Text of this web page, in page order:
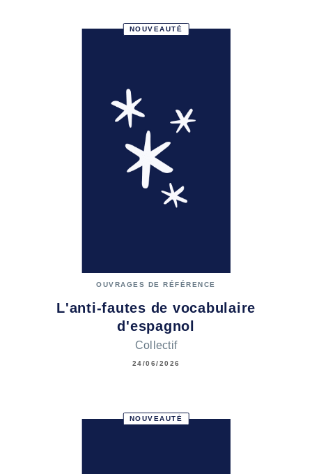
NOUVEAUTÉ
OUVRAGES DE RÉFÉRENCE
L'anti-fautes de vocabulaire
d'espagnol
Collectif
24/06/2026
NOUVEAUTÉ